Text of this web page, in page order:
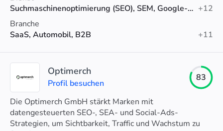
Suchmaschinenoptimierung (SEO), SEM, Google-Anzeigen +12
Branche
SaaS, Automobil, B2B
+11
Optimerch
Profil besuchen
83
Die Optimerch GmbH stärkt Marken mit
datengesteuerten SEO-, SEA- und Social-Ads-
Strategien, um Sichtbarkeit, Traffic und Wachstum zu